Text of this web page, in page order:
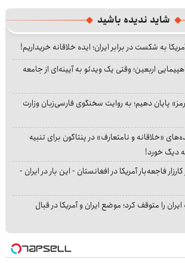
شاید ندیده باشید
به شکست در برابر ایران؛ ایده خلاقانه خریداریم!
اربعین؛ وقتی یک ویدئو به آیینه‌ای از جامعه
پایان دهیم؛ به روایت سخنگوی فارسی‌زبان وزارت
«خلاقانه و نامتعارف» در پنتاگون برای تنبیه
دیگ خورد!
فاجعه‌بار آمریکا در افغانستان - این بار در ایران -
را متوقف کرد؛ موضع ایران و آمریکا در قبال